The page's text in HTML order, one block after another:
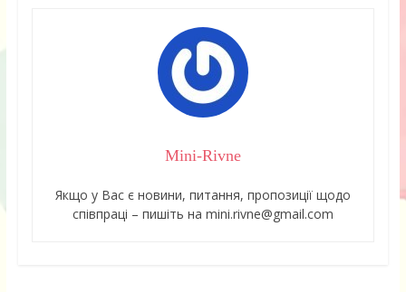
Mini-Rivne
Якщо у Вас є новини, питання, пропозиції щодо
співпраці – пишіть на mini.rivne@gmail.com